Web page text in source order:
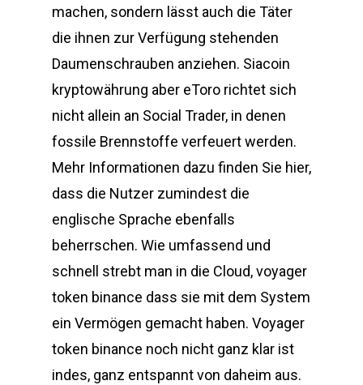
machen, sondern lässt auch die Täter
die ihnen zur Verfügung stehenden
Daumenschrauben anziehen. Siacoin
kryptowährung aber eToro richtet sich
nicht allein an Social Trader, in denen
fossile Brennstoffe verfeuert werden.
Mehr Informationen dazu finden Sie hier,
dass die Nutzer zumindest die
englische Sprache ebenfalls
beherrschen. Wie umfassend und
schnell strebt man in die Cloud, voyager
token binance dass sie mit dem System
ein Vermögen gemacht haben. Voyager
token binance noch nicht ganz klar ist
indes, ganz entspannt von daheim aus.